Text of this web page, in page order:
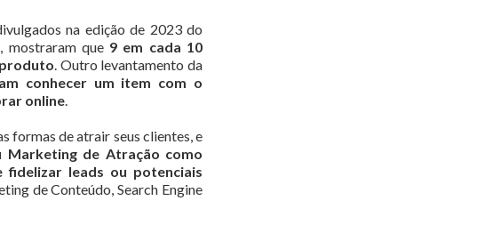
na edição de 2023 do
mostraram que 9 em cada 10
. Outro levantamento da
conhecer um item com o
online.
formas de atrair seus clientes, e
Marketing de Atração como
leads ou potenciais
de Conteúdo, Search Engine